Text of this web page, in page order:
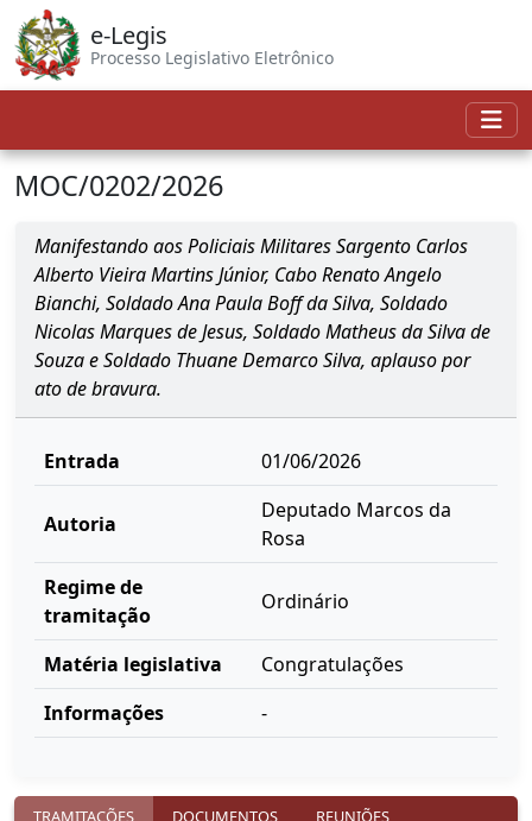
e-Legis
Processo Legislativo Eletrônico
MOC/0202/2026
Manifestando aos Policiais Militares Sargento Carlos
Alberto Vieira Martins Júnior, Cabo Renato Angelo
Bianchi, Soldado Ana Paula Boff da Silva, Soldado
Nicolas Marques de Jesus, Soldado Matheus da Silva de
Souza e Soldado Thuane Demarco Silva, aplauso por
ato de bravura.
Entrada 01/06/2026
Autoria
Deputado Marcos da
Rosa
Regime de
tramitação
Ordinário
Matéria legislativa
Congratulações
Informações
-
TRAMITAÇÕES DOCUMENTOS
REUNIÕES